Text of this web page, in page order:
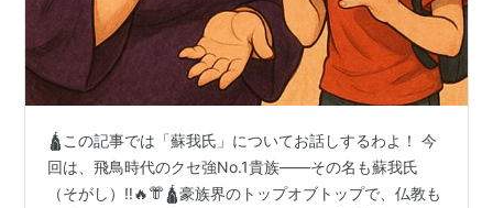
🛕この記事では「蘇我氏」についてお話しするわよ！ 今
回は、飛鳥時代のクセ強No.1貴族――その名も蘇我氏
（そがし）‼️🔥👘🛕豪族界のトップオブトップで、仏教も